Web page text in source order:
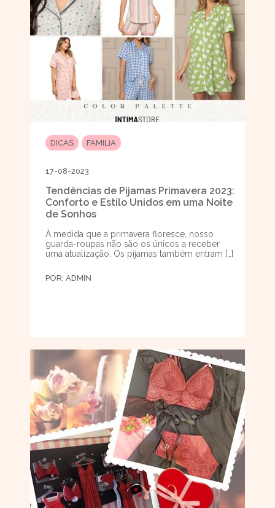
DICAS FAMILIA
17-08-2023
Tendências de Pijamas Primavera 2023:
Conforto e Estilo Unidos em uma Noite
de Sonhos
À medida que a primavera floresce, nosso
guarda-roupas não são os únicos a receber
uma atualização. Os pijamas também entram […]
POR: ADMIN